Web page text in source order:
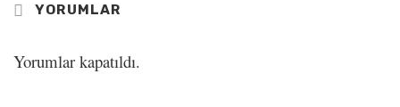
YORUMLAR
Yorumlar kapatıldı.